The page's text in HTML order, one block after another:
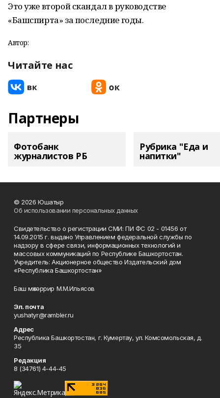
Это уже второй скандал в руководстве
«Башспирта» за последние годы.
Автор:
Читайте нас
Партнеры
Фотобанк
журналистов РБ
Рубрика "Еда и
напитки"
© 2026 Юшатыр
Об использовании персональных данных
Свидетельство о регистрации СМИ: ПИ ФС 02 - 01456 от
14.09.2015 г. выдано Управлением федеральной службы по
надзору в сфере связи, информационных технологий и
массовых коммуникаций по Республике Башкортостан.
Учредитель: Акционерное общество Издательский дом
«Республика Башкортостан»
Баш мөхәррир М.М.Ильясов
Эл. почта
yushatyr@rambler.ru
Адрес
Республика Башкортостан, г. Кумертау, ул. Комсомольская, д.
35
Редакция
8 (34761) 4-44-45